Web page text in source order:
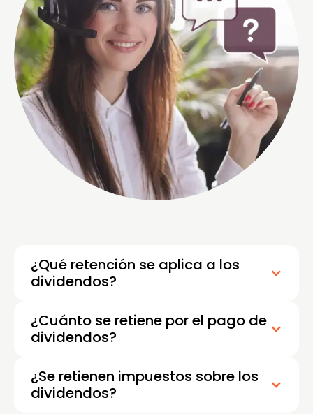
¿Qué retención se aplica a los
dividendos?
¿Cuánto se retiene por el pago de
dividendos?
¿Se retienen impuestos sobre los
dividendos?